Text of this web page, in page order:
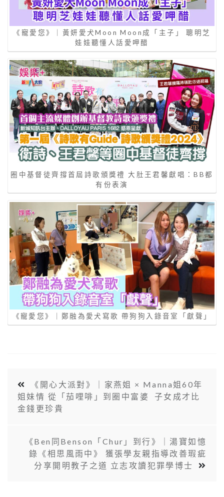
《寵愛您》｜黃妍愛犬Moon Moon成「主子」 聰明芝
娃娃聽懂人話愛呷醋
圈中基督徒齊撐首屆詩歌頒獎禮 大肚王君馨獻唱：BB都
有份表演
《寵愛您》｜鄭融為愛犬寫歌 帶狗狗入錄音室「獻聲」
《開心大派對》｜家燕姐 × Manna姐60年
姐妹情 從「茄哩啡」到圈中富婆 子女成才比
金錢更珍貴
《Ben同Benson「Chur」到行》｜湯寶如憶
錄《相思風雨中》 獲張學友親指導改善瑕疵
分享開明教子之道 立志攻讀犯罪學博士